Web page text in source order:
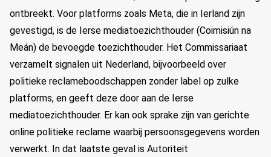
ontbreekt. Voor platforms zoals Meta, die in Ierland zijn
gevestigd, is de Ierse mediatoezichthouder (Coimisiún na
Meán) de bevoegde toezichthouder. Het Commissariaat
verzamelt signalen uit Nederland, bijvoorbeeld over
politieke reclameboodschappen zonder label op zulke
platforms, en geeft deze door aan de Ierse
mediatoezichthouder. Er kan ook sprake zijn van gerichte
online politieke reclame waarbij persoonsgegevens worden
verwerkt. In dat laatste geval is Autoriteit